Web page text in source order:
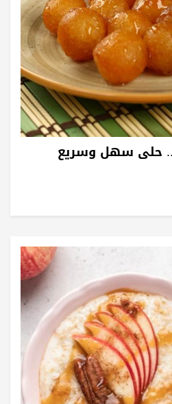
حلى سهل وسريع